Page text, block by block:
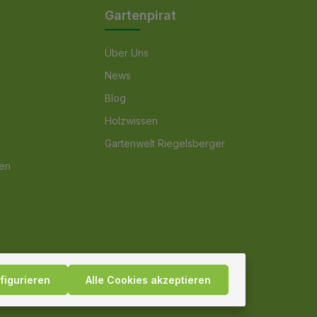
Gartenpirat
Über Uns
News
Blog
Holzwissen
Gartenwelt Riegelsberger
Alle Cookies akzeptieren